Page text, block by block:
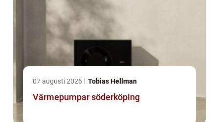
07 augusti 2026 Tobias Hellman
Värmepumpar söderköping